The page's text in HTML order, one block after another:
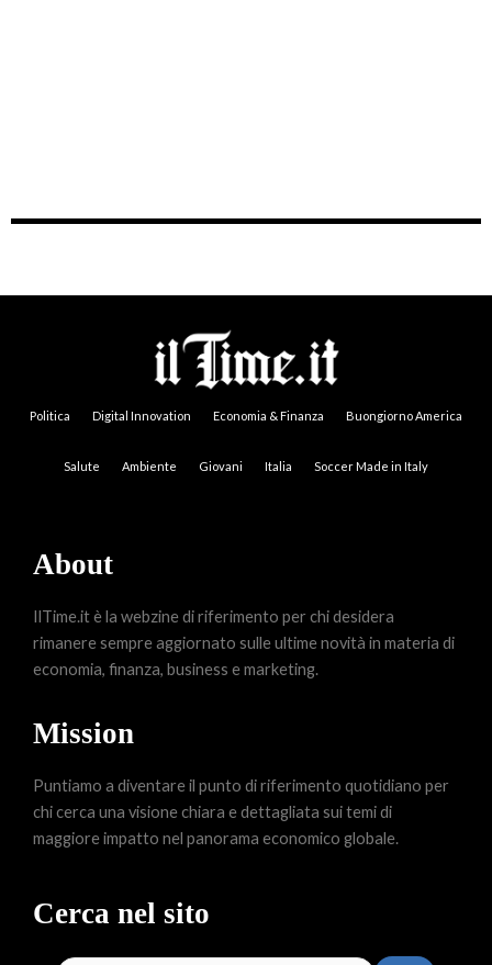
Politica Digital Innovation Economia & Finanza Buongiorno America
Salute Ambiente Giovani Italia Soccer Made in Italy
About
IlTime.it è la webzine di riferimento per chi desidera
rimanere sempre aggiornato sulle ultime novità in materia di
economia, finanza, business e marketing.
Mission
Puntiamo a diventare il punto di riferimento quotidiano per
chi cerca una visione chiara e dettagliata sui temi di
maggiore impatto nel panorama economico globale.
Cerca nel sito